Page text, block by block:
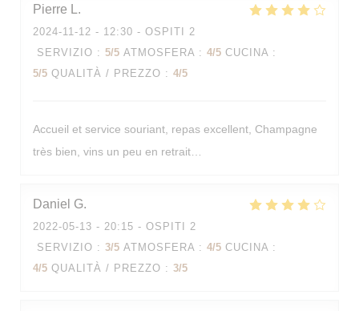
Pierre L
2024-11-12 - 12:30 - OSPITI 2
SERVIZIO : 5/5 ATMOSFERA : 4/5 CUCINA :
5/5 QUALITÀ / PREZZO : 4/5
Accueil et service souriant, repas excellent, Champagne
très bien, vins un peu en retrait…
Daniel G
2022-05-13 - 20:15 - OSPITI 2
SERVIZIO : 3/5 ATMOSFERA : 4/5 CUCINA :
4/5 QUALITÀ / PREZZO : 3/5